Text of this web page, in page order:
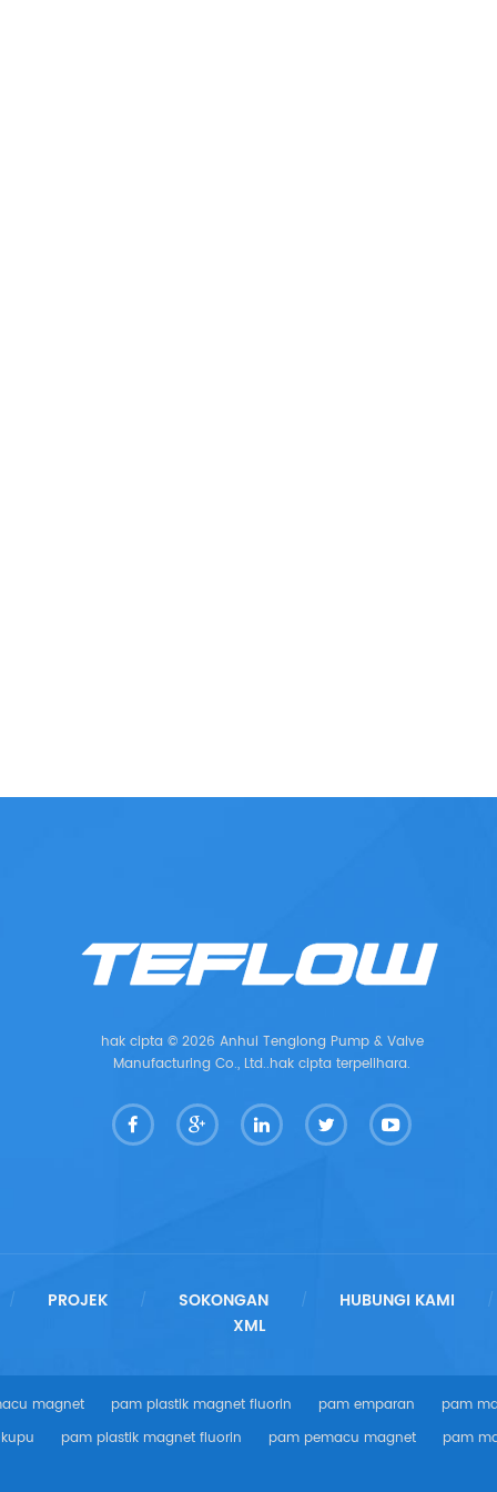
hak cipta © 2026 Anhui Tenglong Pump & Valve
Manufacturing Co., Ltd..hak cipta terpelihara.
/ PROJEK / SOKONGAN / HUBUNGI KAMI /
XML
magnet pam plastik magnet fluorin pam emparan
pam
pam plastik magnet fluorin pam pemacu magnet pam